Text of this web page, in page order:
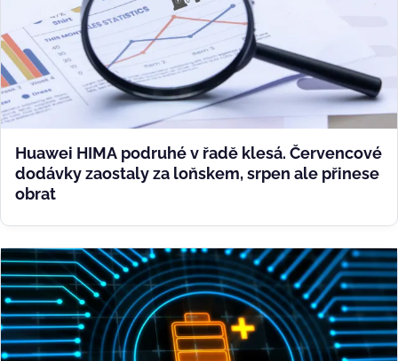
Huawei HIMA podruhé v řadě klesá. Červencové
dodávky zaostaly za loňskem, srpen ale přinese
obrat